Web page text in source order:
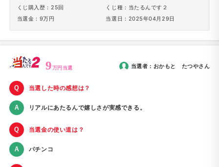
くじ購入歴：25回
当選金：9万円
くじ種：当たるんです２
当選日：2025年04月29日
9万円当選 当選者： おかもと たつやさん
当選した時の感想は？
リアルにあたるんで嬉しさが実感できる。
当選金の使い道は？
パチンコ